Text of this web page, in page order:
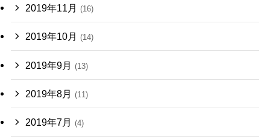
2019年11月 (16)
2019年10月 (14)
2019年9月 (13)
2019年8月 (11)
2019年7月 (4)